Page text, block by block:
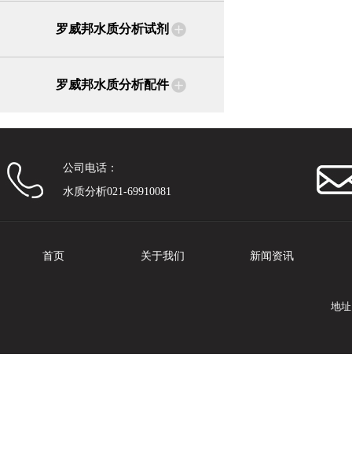
罗威邦水质分析试剂
罗威邦水质分析配件
公司电话：
水质分析021-69910081
首页 关于我们 新闻资讯
地